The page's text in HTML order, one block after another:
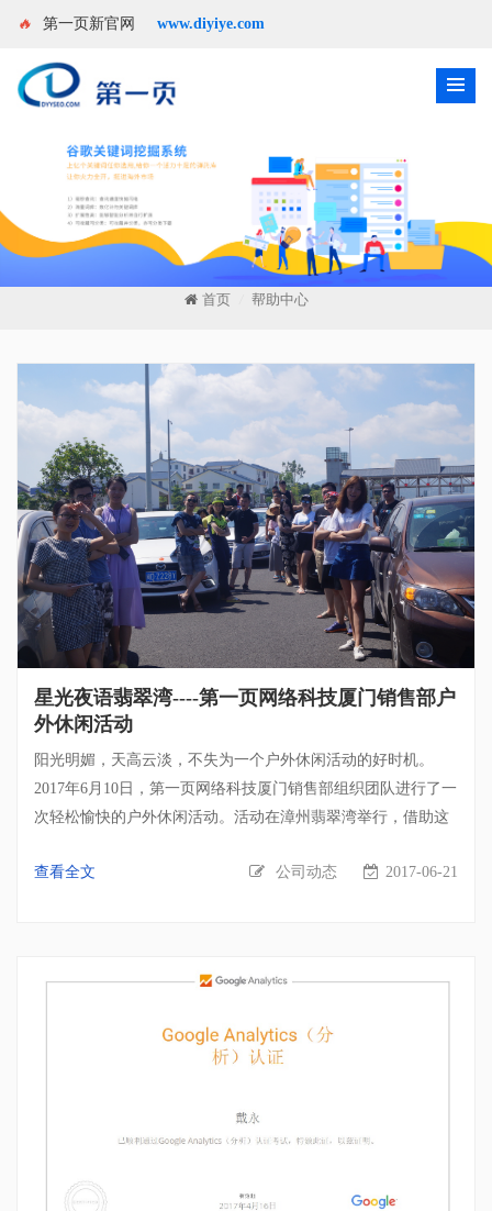
🔥 第一页新官网 www.diyiye.com
首页 帮助中心
星光夜语翡翠湾----第一页网络科技厦门销售部户
外休闲活动
阳光明媚，天高云淡，不失为一个户外休闲活动的好时机。
2017年6月10日，第一页网络科技厦门销售部组织团队进行了一
次轻松愉快的户外休闲活动。活动在漳州翡翠湾举行，借助这
情，快乐生活，认真工作。 天气很好，我们在路上 落日熔金，
年轻的我们写下的愿望，要一直奋斗。 两天一夜的翡翠湾之行
进了感情，接下来将以更饱满的精神投入到工作和生活之中。
查看全文 公司动态 2017-06-21